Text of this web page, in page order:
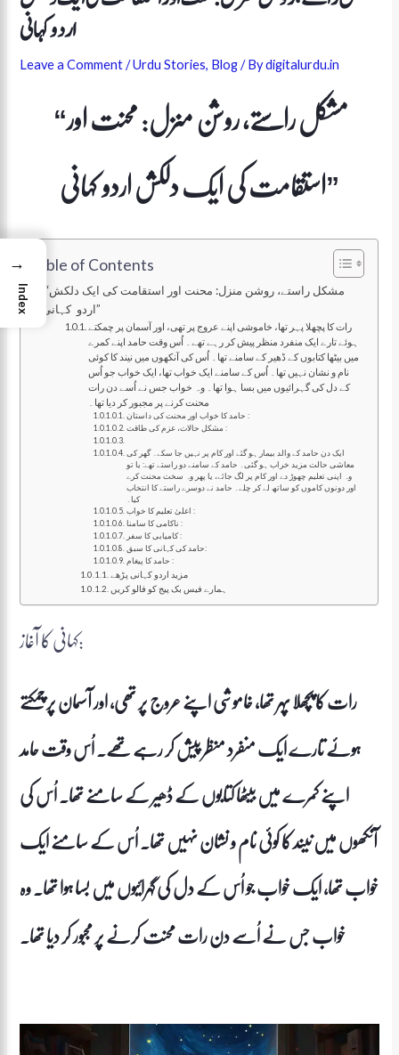
اردو کہانی
Leave a Comment /Urdu Stories, Blog/ Bydigitalurdu.in
“مشکل راستے، روشن منزل: محنت اور
استقامت کی ایک دلکش اردو کہانی”
Table of Contents
“مشکل راستے، روشن منزل: محنت اور استقامت کی ایک دلکش
اردو کہانی”
رات کا پچھلا پہر تھا، خاموشی اپنے عروج پر تھی، اور آسمان پر چمکتے
ہوئے تارے ایک منفرد منظر پیش کر رہے تھے۔ اُس وقت حامد اپنے کمرے
میں بیٹھا کتابوں کے ڈھیر کے سامنے تھا۔ اُس کی آنکھوں میں نیند کا کوئی
نام و نشان نہیں تھا۔ اُس کے سامنے ایک خواب تھا، ایک خواب جو اُس
کے دل کی گہرائیوں میں بسا ہوا تھا۔ وہ خواب جس نے اُسے دن رات
محنت کرنے پر مجبور کر دیا تھا۔
حامد کا خواب اور محنت کی داستان :
مشکل حالات، عزم کی طاقت :
ایک دن حامد کے والد بیمار ہو گئے اور کام پر نہیں جا سکے۔ گھر کی
معاشی حالت مزید خراب ہو گئی۔ حامد کے سامنے دو راستے تھے: یا تو
وہ اپنی تعلیم چھوڑ دے اور کام پر لگ جائے، یا پھر وہ سخت محنت کرے
اور دونوں کاموں کو ساتھ لے کر چلے۔ حامد نے دوسرے راستے کا انتخاب
کیا۔
اعلیٰ تعلیم کا خواب :
ناکامی کا سامنا :
کامیابی کا سفر :
حامد کی کہانی کا سبق:
حامد کا پیغام :
مزید اردو کہانی پڑھے
ہمارے فیس بک پیج کو فالو کریں
کہانی کا آغاز:
رات کا پچھلا پہر تھا، خاموشی اپنے عروج پر تھی، اور آسمان پر چمکتے
ہوئے تارے ایک منفرد منظر پیش کر رہے تھے۔ اُس وقت حامد
اپنے کمرے میں بیٹھا کتابوں کے ڈھیر کے سامنے تھا۔ اُس کی
آنکھوں میں نیند کا کوئی نام و نشان نہیں تھا۔ اُس کے سامنے ایک
خواب تھا، ایک خواب جو اُس کے دل کی گہرائیوں میں بسا ہوا تھا۔ وہ
خواب جس نے اُسے دن رات محنت کرنے پر مجبور کر دیا تھا۔
→
Index